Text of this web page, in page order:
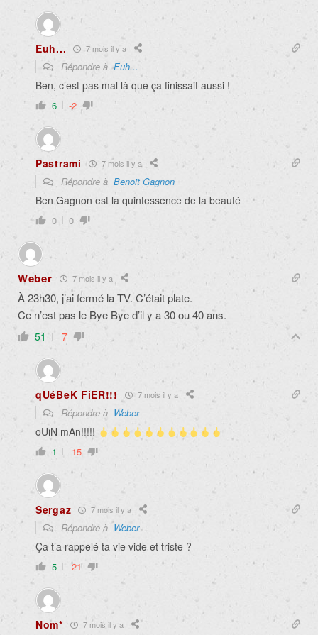
Euh... 7 mois il y a
Répondre àEuh...
Ben, c’est pas mal là que ça finissait aussi !
6 -2
Pastrami 7 mois il y a
Répondre à Benoit Gagnon
Ben Gagnon est la quintessence de la beauté
0 0
Weber 7 mois il y a
À 23h30, j’ai fermé la TV. C’était plate.
Ce n’est pas le Bye Bye d’il y a 30 ou 40 ans.
51 -7
qUéBeK FiER!!! 7 mois il y a
Répondre à Weber
oUiN mAn!!!!!
1 -15
Sergaz 7 mois il y a
Répondre à Weber
Ça t’a rappelé ta vie vide et triste ?
5 -21
Nom* 7 mois il y a